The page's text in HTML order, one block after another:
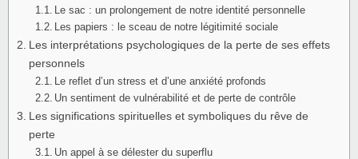
Le sac : un prolongement de notre identité personnelle
Les papiers : le sceau de notre légitimité sociale
Les interprétations psychologiques de la perte de ses effets
personnels
Le reflet d’un stress et d’une anxiété profonds
Un sentiment de vulnérabilité et de perte de contrôle
Les significations spirituelles et symboliques du rêve de
perte
Un appel à se délester du superflu